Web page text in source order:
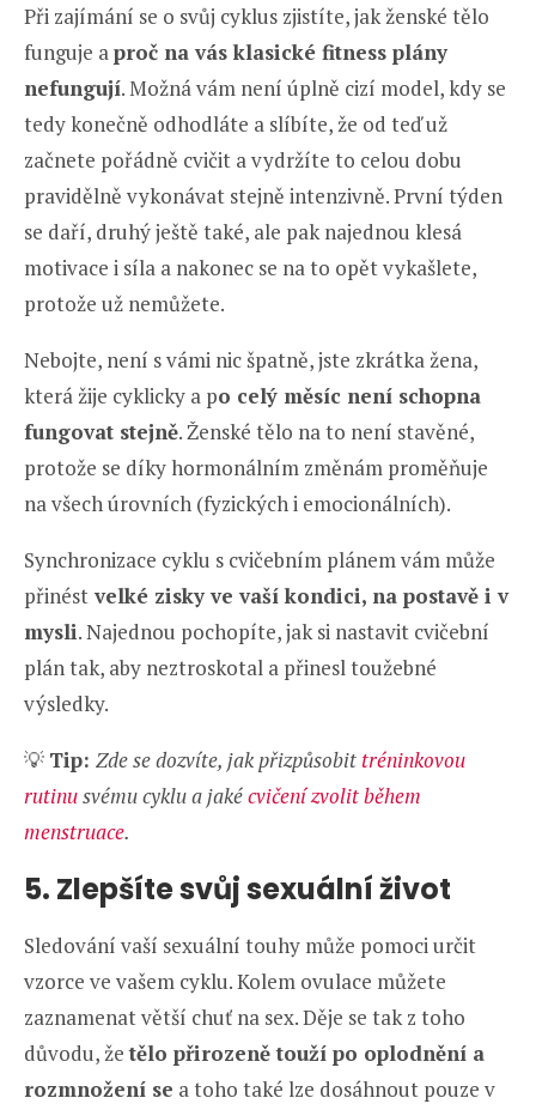
Při zajímání se o svůj cyklus zjistíte, jak ženské tělo
funguje aproč na vás klasické fitness plány
nefungují. Možná vám není úplně cizí model, kdy se
tedy konečně odhodláte a slíbíte, že od teď už
začnete pořádně cvičit a vydržíte to celou dobu
pravidělně vykonávat stejně intenzivně. První týden
se daří, druhý ještě také, ale pak najednou klesá
motivace i síla a nakonec se na to opět vykašlete,
protože už nemůžete.
Nebojte, není s vámi nic špatně, jste zkrátka žena,
která žije cyklicky a po celý měsíc není schopna
fungovat stejně. Ženské tělo na to není stavěné,
protože se díky hormonálním změnám proměňuje
na všech úrovních (fyzických i emocionálních).
Synchronizace cyklu s cvičebním plánem vám může
přinést velké zisky ve vaší kondici, na postavě i v
mysli. Najednou pochopíte, jak si nastavit cvičební
plán tak, aby neztroskotal a přinesl toužebné
výsledky.
💡 Tip: Zde se dozvíte, jak přizpůsobit tréninkovou
rutinusvému cyklu a jakécvičení zvolit během
menstruace.
5. Zlepšíte svůj sexuální život
Sledování vaší sexuální touhy může pomoci určit
vzorce ve vašem cyklu. Kolem ovulace můžete
zaznamenat větší chuť na sex. Děje se tak z toho
důvodu, žetělo přirozeně touží po oplodnění a
rozmnožení se a toho také lze dosáhnout pouze v